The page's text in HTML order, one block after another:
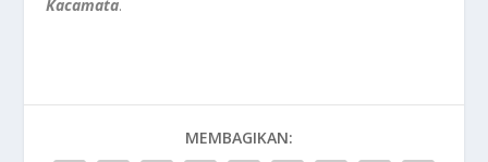
Kacamata.
MEMBAGIKAN: